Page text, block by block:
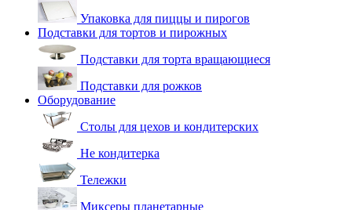
Упаковка для пиццы и пирогов
Подставки для тортов и пирожных
Подставки для торта вращающиеся
Подставки для рожков
Оборудование
Столы для цехов и кондитерских
Не кондитерка
Тележки
Миксеры планетарные